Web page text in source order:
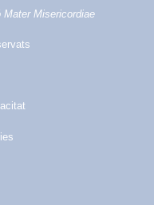
Mater Misericordiae